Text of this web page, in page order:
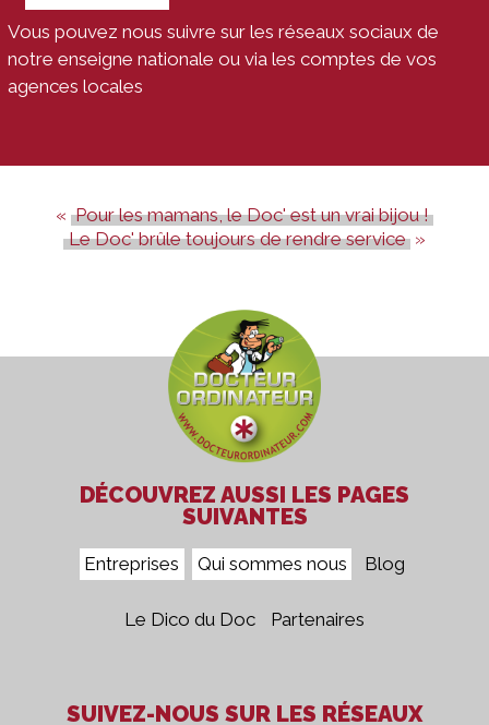
Vous pouvez nous suivre sur les réseaux sociaux de
notre enseigne nationale ou via les comptes de vos
agences locales
Pour les mamans, le Doc' est un vrai bijou !
Le Doc' brûle toujours de rendre service
DÉCOUVREZ AUSSI LES PAGES
SUIVANTES
Entreprises Qui sommes nous Blog
Le Dico du Doc Partenaires
SUIVEZ-NOUS SUR LES RÉSEAUX